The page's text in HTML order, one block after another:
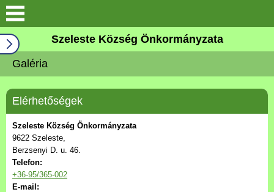
Keresés
Köszöntő
Elérhetőségek
Önkormányzat
Választási információk
Szeleste Község Önkormányzata
Galéria
Elérhetőségek
Szeleste Község Önkormányzata
9622 Szeleste,
Berzsenyi D. u. 46.
Telefon:
+36-95/365-002
E-mail: